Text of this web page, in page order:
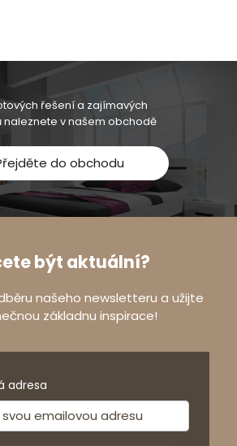
řešení a zajímavých
naleznete v našem obchodě
do obchodu
být aktuální?
našeho newsletteru a užijte
základnu inspirace!
adresa